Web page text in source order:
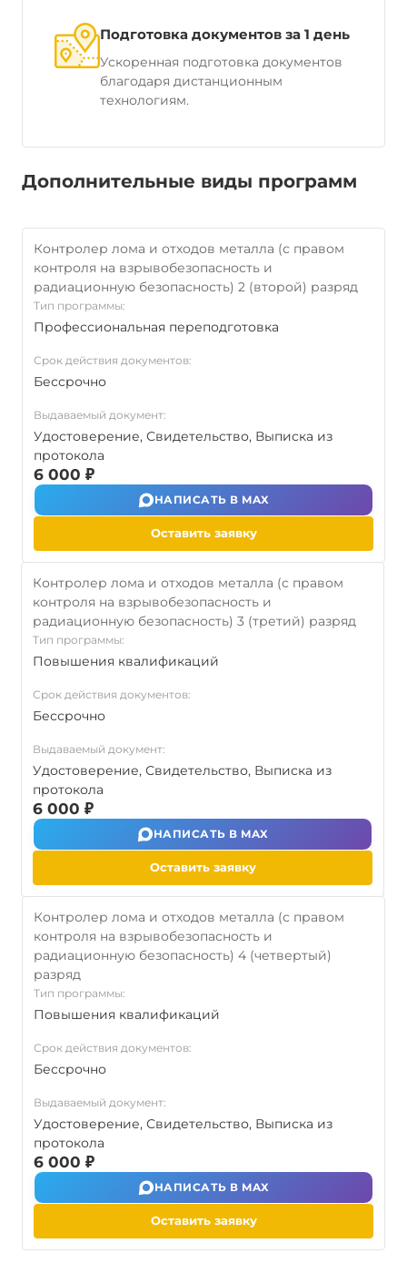
Подготовка документов за 1 день
Ускоренная подготовка документов
благодаря дистанционным
технологиям.
Дополнительные виды программ
Контролер лома и отходов металла (с правом
контроля на взрывобезопасность и
радиационную безопасность) 2 (второй) разряд
Тип программы:
Профессиональная переподготовка
Срок действия документов:
Бессрочно
Выдаваемый документ:
Удостоверение, Свидетельство, Выписка из
протокола
6 000 ₽
НАПИСАТЬ В MAX
Оставить заявку
Контролер лома и отходов металла (с правом
контроля на взрывобезопасность и
радиационную безопасность) 3 (третий) разряд
Тип программы:
Повышения квалификаций
Срок действия документов:
Бессрочно
Выдаваемый документ:
Удостоверение, Свидетельство, Выписка из
протокола
6 000 ₽
НАПИСАТЬ В MAX
Оставить заявку
Контролер лома и отходов металла (с правом
контроля на взрывобезопасность и
радиационную безопасность) 4 (четвертый)
разряд
Тип программы:
Повышения квалификаций
Срок действия документов:
Бессрочно
Выдаваемый документ:
Удостоверение, Свидетельство, Выписка из
протокола
6 000 ₽
НАПИСАТЬ В MAX
Оставить заявку